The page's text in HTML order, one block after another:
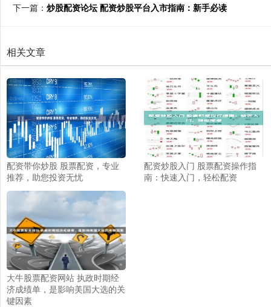
下一篇： 炒股配资论坛 配资炒股平台入市指南：新手必读
相关文章
配资带你炒股 股票配资，专业
推荐，助您投资无忧
配资炒股入门 股票配资操作指
南：快速入门，轻松配资
大牛股票配资网站 执政时期经
济成绩单，是影响美国大选的关
键因素